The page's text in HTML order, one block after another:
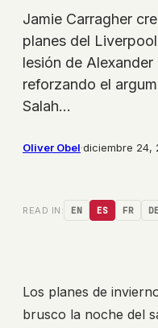
Jamie Carragher
planes del
lesión de
reforzando el
Salah…
Oliver Obel·diciembre 24,
READ IN: EN ES FR DE
Los planes de
brusco la noche del